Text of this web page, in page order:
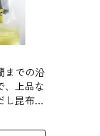
までの沿
、上品な
し昆布、
、バッ